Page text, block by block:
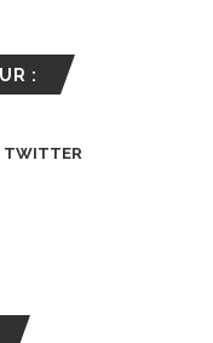
:
TWITTER